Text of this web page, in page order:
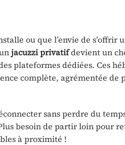
ou que l’envie de s’offrir
jacuzzi privatifdevient un
plateformes dédiées. Ces
complète, agrémentée de
sans perdre du
besoin de partir loin pour
à proximité !